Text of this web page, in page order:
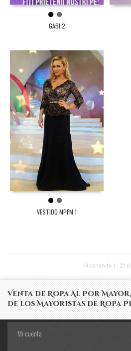
1 2
GABI 2
1 2
VESTIDO MPFM 1
Mostrando 1 - 21
Venta de Ropa Al Por
de los Mayoristas de Ropa
Mi cuenta